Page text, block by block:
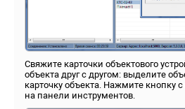
Свяжите карточки объектового
объекта друг с другом: выделите
карточку объекта. Нажмите кнопку
на панели инструментов.